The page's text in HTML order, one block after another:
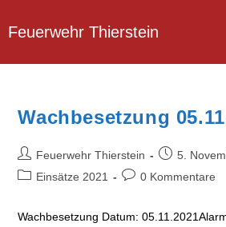
Inhalt
Feuerwehr Thierstein
Wachbesetzung
Beitrags-
Autor:
Feuerwehr Thierstein
Beitrag
5.
Beitrags-
Einsätze 2021
Beitrags-
0 Kommentare
Wachbesetzung Datum: